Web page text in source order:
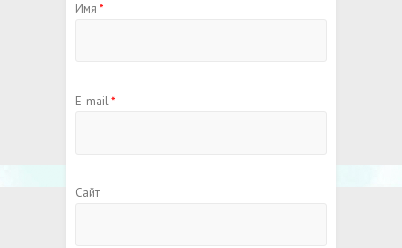
Имя *
E-mail*
Сайт